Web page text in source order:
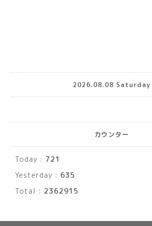
2026.08.08 Saturday
カウンター
Today : 721
Yesterday : 635
Total : 2362915